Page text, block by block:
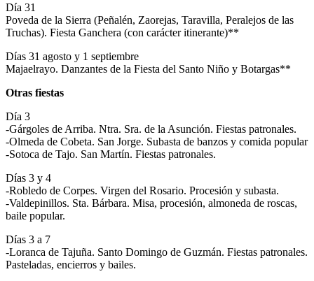
Día 31
Poveda de la Sierra (Peñalén, Zaorejas, Taravilla, Peralejos de las
Truchas). Fiesta Ganchera (con carácter itinerante)**
Días 31 agosto y 1 septiembre
Majaelrayo. Danzantes de la Fiesta del Santo Niño y Botargas**
Otras fiestas
Día 3
-Gárgoles de Arriba. Ntra. Sra. de la Asunción. Fiestas patronales.
-Olmeda de Cobeta. San Jorge. Subasta de banzos y comida popular
-Sotoca de Tajo. San Martín. Fiestas patronales.
Días 3 y 4
-Robledo de Corpes. Virgen del Rosario. Procesión y subasta.
-Valdepinillos. Sta. Bárbara. Misa, procesión, almoneda de roscas,
baile popular.
Días 3 a 7
-Loranca de Tajuña. Santo Domingo de Guzmán. Fiestas patronales.
Pasteladas, encierros y bailes.